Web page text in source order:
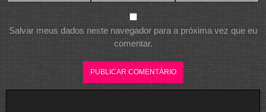
Salvar meus dados neste navegador para a próxima vez que eu
comentar.